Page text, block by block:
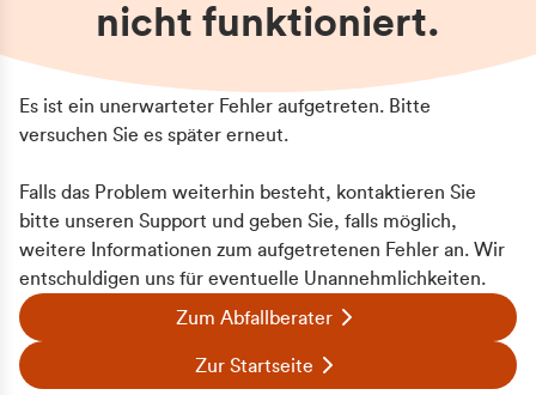
nicht funktioniert.
Es ist ein unerwarteter Fehler aufgetreten. Bitte
versuchen Sie es später erneut.
Falls das Problem weiterhin besteht, kontaktieren Sie
bitte unseren Support und geben Sie, falls möglich,
weitere Informationen zum aufgetretenen Fehler an. Wir
entschuldigen uns für eventuelle Unannehmlichkeiten.
Zum Abfallberater
Zur Startseite